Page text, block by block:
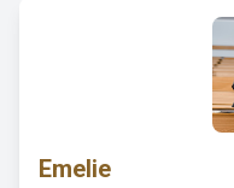
Emelie